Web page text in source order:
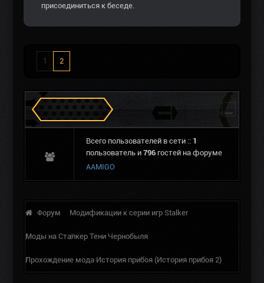
присоединиться к беседе.
1 2
Сталкеров в Зоне
Всего пользователей в сети :: 1
пользователь и 796 гостей на форуме
AAMIGO
Форум Модификации к серии игр Stalker
Моды на Сталкер Тени Чернобыля
Прохождение мода История прибоя (История прибоя 2)